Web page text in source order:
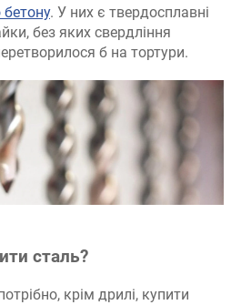
. У них є твердосплавні
без яких свердління
б на тортури.
сталь?
крім дрилі, купити